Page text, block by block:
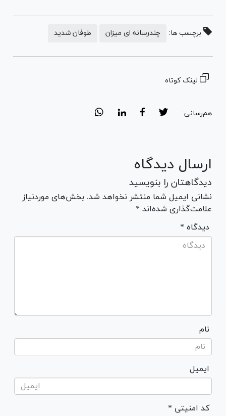
برچسب ها: چندرسانه ای میزان طوفان شدید
لینک کوتاه
هم‌رسانی:
ارسال دیدگاه
دیدگاهتان را بنویسید
نشانی ایمیل شما منتشر نخواهد شد. بخش‌های موردنیاز
علامت‌گذاری شده‌اند *
* دیدگاه
نام
ایمیل
* کد امنیتی